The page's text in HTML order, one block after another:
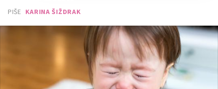
PIŠE KARINA ŠIŽDRAK